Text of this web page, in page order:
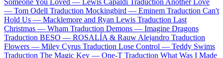
— Tom Odell Traduction Mockingbird — Eminem Traduction Can't
Hold Us — Macklemore and Ryan Lewis Traduction Last
Christmas — Wham Traduction Demons — Imagine Dragons
Traduction BESO — ROSALÍA & Rauw Alejandro Traduction
Flowers — Miley Cyrus Traduction Lose Control — Teddy Swims
Traduction The Magic Key — One-T Traduction What Was I Made